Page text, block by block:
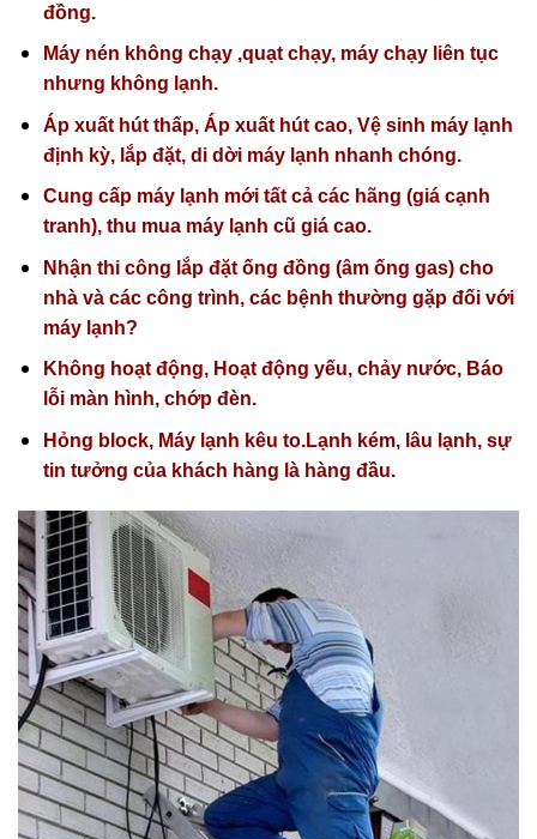
đồng.
Máy nén không chạy ,quạt chạy, máy chạy liên tục
nhưng không lạnh.
Áp xuất hút thấp, Áp xuất hút cao, Vệ sinh máy lạnh
định kỳ, lắp đặt, di dời máy lạnh nhanh chóng.
Cung cấp máy lạnh mới tất cả các hãng (giá cạnh
tranh), thu mua máy lạnh cũ giá cao.
Nhận thi công lắp đặt ống đồng (âm ống gas) cho
nhà và các công trình, các bệnh thường gặp đối với
máy lạnh?
Không hoạt động, Hoạt động yếu, chảy nước, Báo
lỗi màn hình, chớp đèn.
Hỏng block, Máy lạnh kêu to.Lạnh kém, lâu lạnh, sự
tin tưởng của khách hàng là hàng đầu.